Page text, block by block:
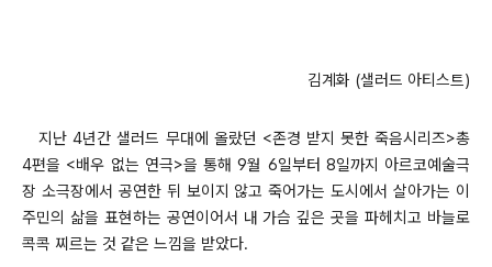
김계화 (샐러드 아티스트)
지난 4년간 샐러드 무대에 올랐던 <존경 받지 못한 죽음시리즈>총
4편을 <배우 없는 연극>을 통해 9월 6일부터 8일까지 아르코예술극
장 소극장에서 공연한 뒤 보이지 않고 죽어가는 도시에서 살아가는 이
주민의 삶을 표현하는 공연이어서 내 가슴 깊은 곳을 파헤치고 바늘로
콕콕 찌르는 것 같은 느낌을 받았다.